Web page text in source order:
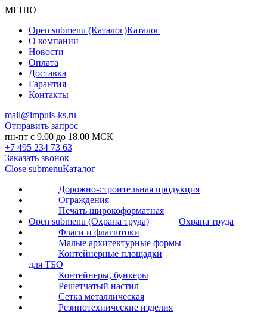
МЕНЮ
Open submenu (Каталог)Каталог
О компании
Новости
Оплата
Доставка
Гарантия
Контакты
mail@impuls-ks.ru
Отправить запрос
пн-пт с 9.00 до 18.00 МСК
+7 495 234 73 63
Заказать звонок
Close submenuКаталог
Дорожно-строительная продукция
Ограждения
Печать широкоформатная
Open submenu (Охрана труда)
Охрана труда
Флаги и флагштоки
Малые архитектурные формы
Контейнерные площадки
для ТБО
Контейнеры, бункеры
Решетчатый настил
Сетка металлическая
Резинотехнические изделия